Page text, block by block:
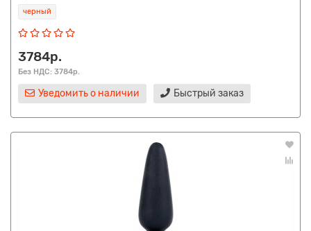
черный
3784р.
Без НДС: 3784р.
Уведомить о наличии Быстрый заказ